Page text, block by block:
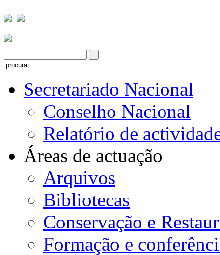
Secretariado Nacional
Conselho Nacional
Relatório de
Áreas de actuação
Arquivos
Bibliotecas
Conservação e
Formação e